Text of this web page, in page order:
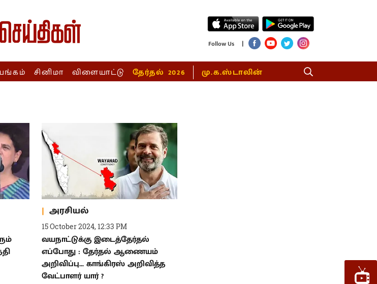
Follow Us |
சினிமா விளையாட்டு தேர்தல் 2026 மு.க.ஸ்டாலின்
அரசியல்
15 October 2024, 12:33 PM
வயநாட்டுக்கு இடைத்தேர்தல்
எப்போது : தேர்தல் ஆணையம்
அறிவிப்பு... காங்கிரஸ் அறிவித்த
வேட்பாளர் யார் ?